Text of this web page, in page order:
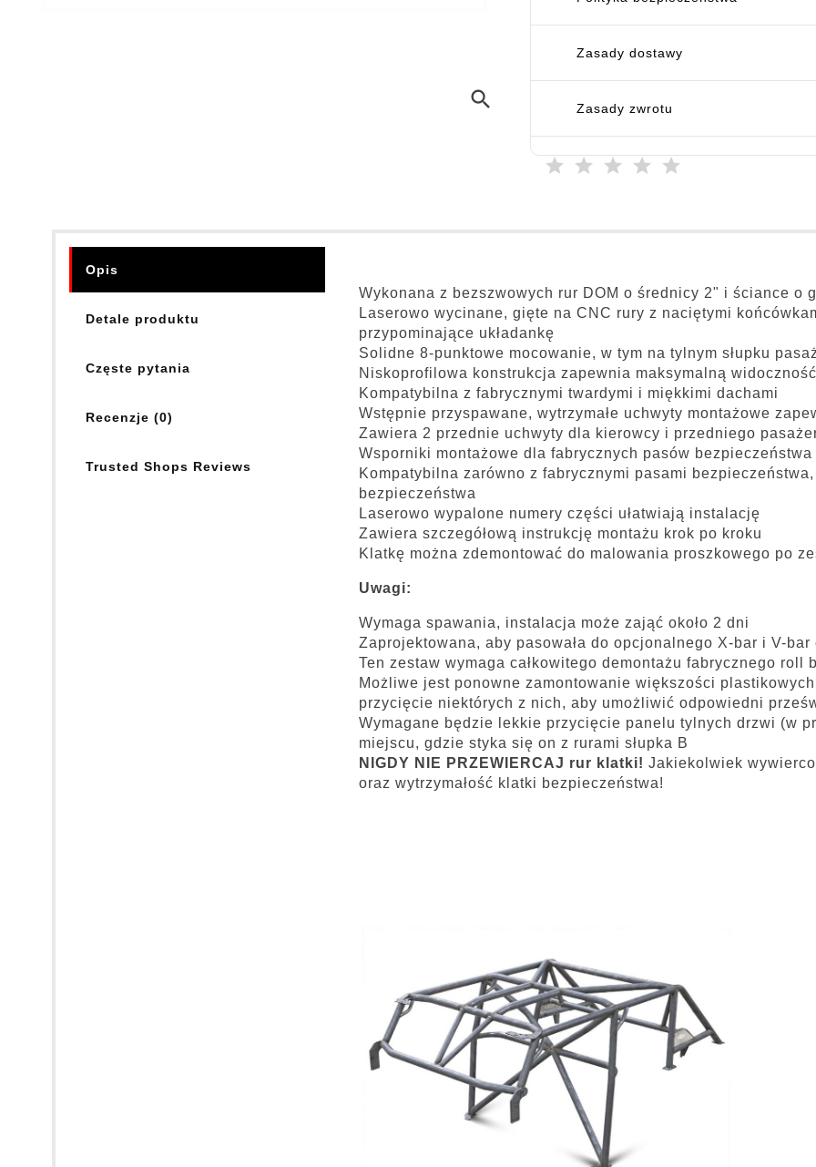
search
Zasady dostawy
Zasady zwrotu
Opis
Detale produktu
Częste pytania
Recenzje (0)
Trusted Shops Reviews
Wykonana z bezszwowych rur DOM o średnicy 2" i ściance o
Laserowo wycinane, gięte na CNC rury z naciętymi
przypominające układankę
Solidne 8-punktowe mocowanie, w tym na tylnym słupku
Niskoprofilowa konstrukcja zapewnia maksymalną widoczność
Kompatybilna z fabrycznymi twardymi i miękkimi dachami
Wstępnie przyspawane, wytrzymałe uchwyty montażowe
Zawiera 2 przednie uchwyty dla kierowcy i przedniego
Wsporniki montażowe dla fabrycznych pasów bezpieczeństwa
Kompatybilna zarówno z fabrycznymi pasami
bezpieczeństwa
Laserowo wypalone numery części ułatwiają instalację
Zawiera szczegółową instrukcję montażu krok po kroku
Klatkę można zdemontować do malowania proszkowego po
Uwagi:
Wymaga spawania, instalacja może zająć około 2 dni
Zaprojektowana, aby pasowała do opcjonalnego X-bar i V-
Ten zestaw wymaga całkowitego demontażu fabrycznego
Możliwe jest ponowne zamontowanie większości
przycięcie niektórych z nich, aby umożliwić odpowiedni
Wymagane będzie lekkie przycięcie panelu tylnych drzwi (w
miejscu, gdzie styka się on z rurami słupka B
NIGDY NIE PRZEWIERCAJ rur klatki! Jakiekolwiek
oraz wytrzymałość klatki bezpieczeństwa!